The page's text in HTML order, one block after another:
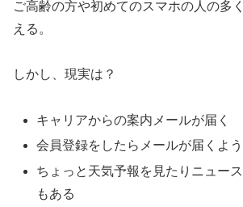
ご高齢の方や初めてのスマホの人の多
える。
しかし、現実は？
キャリアからの案内メールが届く
会員登録をしたらメールが届くよ
ちょっと天気予報を見たりニュー
もある